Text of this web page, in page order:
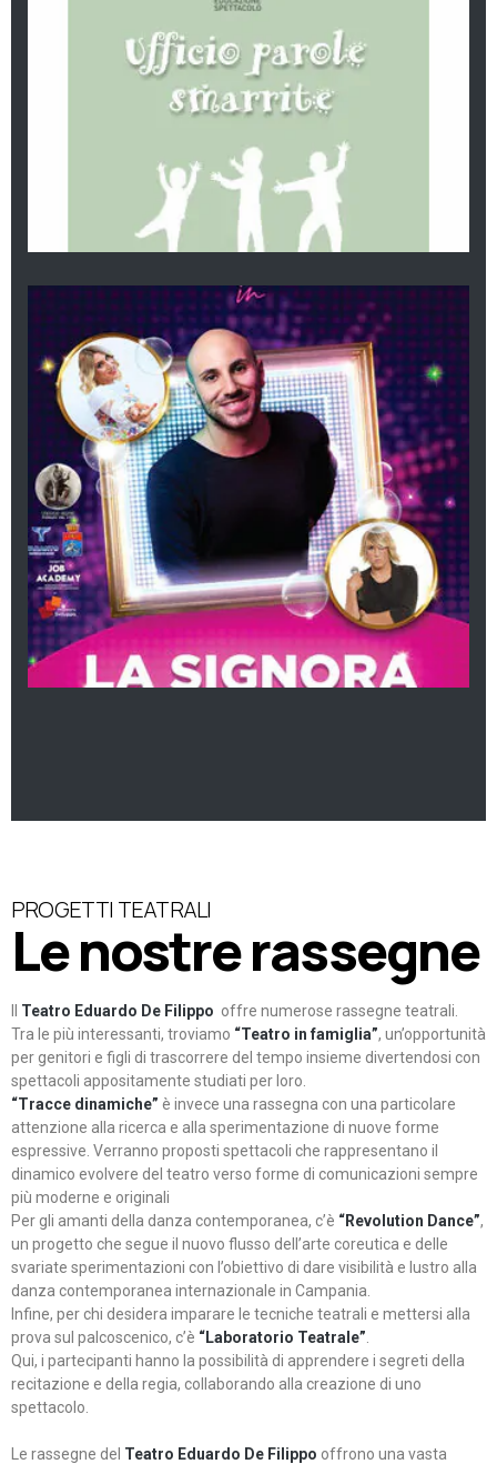
PROGETTI TEATRALI
Le nostre rassegne
Teatro Eduardo De Filippo offre numerose rassegne teatrali.
Tra le più interessanti, troviamo “Teatro in famiglia”, un’opportunità
per genitori e figli di trascorrere del tempo insieme divertendosi con
spettacoli appositamente studiati per loro.
“Tracce dinamiche” è invece una rassegna con una particolare
attenzione alla ricerca e alla sperimentazione di nuove forme
espressive. Verranno proposti spettacoli che rappresentano il
dinamico evolvere del teatro verso forme di comunicazioni sempre
più moderne e originali
Per gli amanti della danza contemporanea, c’è “Revolution Dance”,
un progetto che segue il nuovo flusso dell’arte coreutica e delle
svariate sperimentazioni con l’obiettivo di dare visibilità e lustro alla
danza contemporanea internazionale in Campania.
Infine, per chi desidera imparare le tecniche teatrali e mettersi alla
prova sul palcoscenico, c’è “Laboratorio Teatrale”
Qui, i partecipanti hanno la possibilità di apprendere i segreti della
recitazione e della regia, collaborando alla creazione di uno
spettacolo.
Le rassegne del Teatro Eduardo De Filippo offrono una vasta